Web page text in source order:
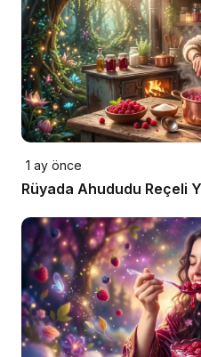
1 ay önce
Rüyada Ahududu Reçeli